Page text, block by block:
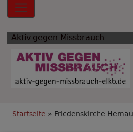
Hauptnavigation
Aktiv gegen Missbrauch
Breadcrumb
Startseite Friedenskirche Hemau